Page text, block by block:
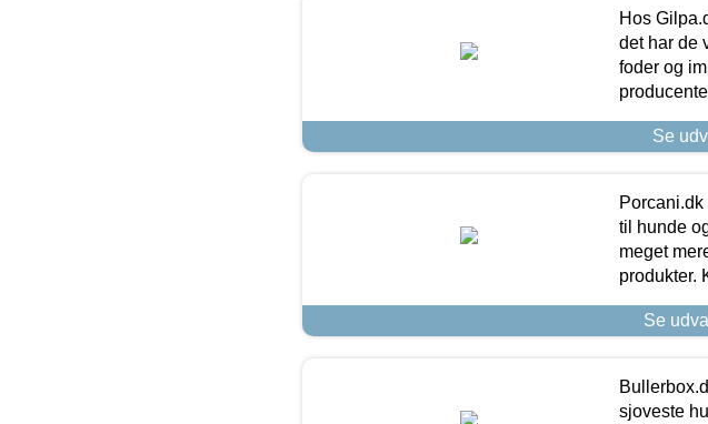
Hos
det har de
foder og
Se
til hunde
meget
produkter.
Se
sjoveste